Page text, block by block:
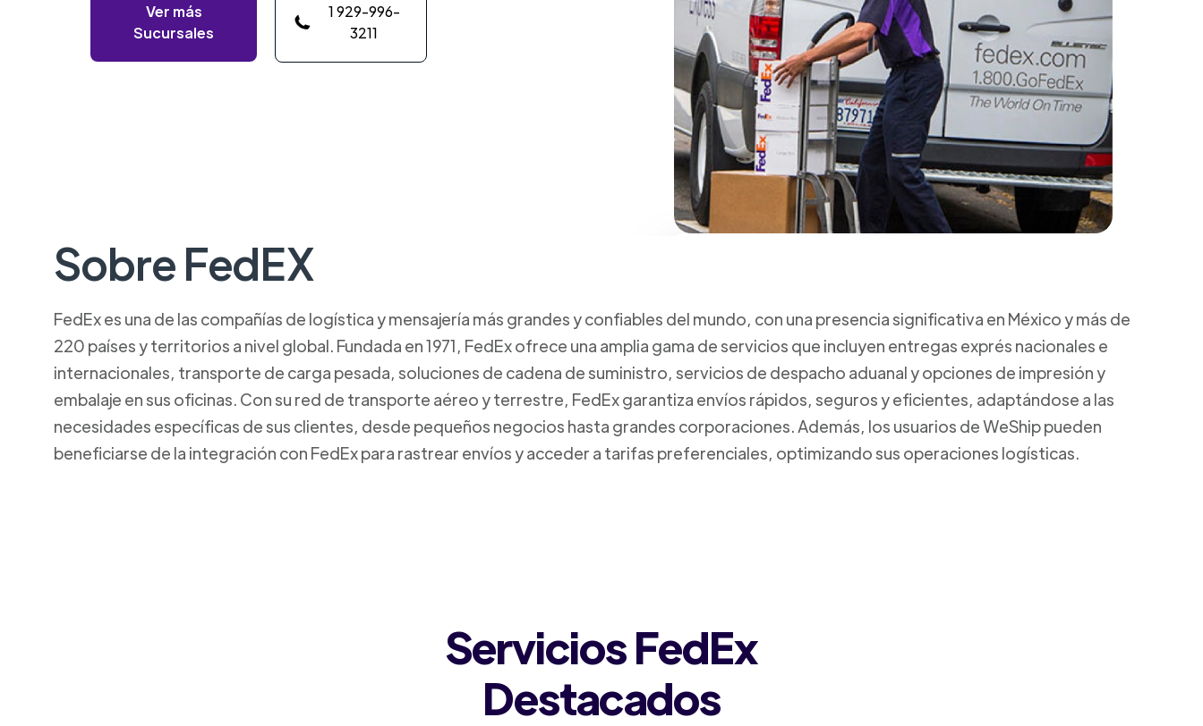
Ver más
Sucursales
1 929-996-
3211
Sobre FedEX
FedEx es una de las compañías de logística y mensajería más grandes y confiables del mundo, con una presencia significativa en México y más de
220 países y territorios a nivel global. Fundada en 1971, FedEx ofrece una amplia gama de servicios que incluyen entregas exprés nacionales e
internacionales, transporte de carga pesada, soluciones de cadena de suministro, servicios de despacho aduanal y opciones de impresión y
embalaje en sus oficinas. Con su red de transporte aéreo y terrestre, FedEx garantiza envíos rápidos, seguros y eficientes, adaptándose a las
necesidades específicas de sus clientes, desde pequeños negocios hasta grandes corporaciones. Además, los usuarios de WeShip pueden
beneficiarse de la integración con FedEx para rastrear envíos y acceder a tarifas preferenciales, optimizando sus operaciones logísticas.
Servicios FedEx
Destacados